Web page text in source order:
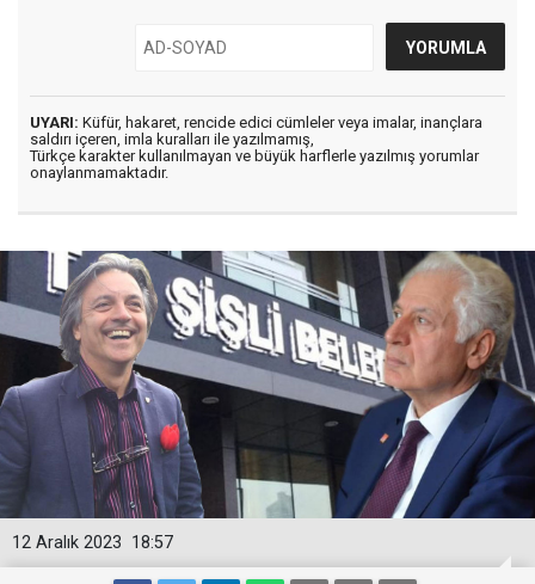
UYARI: Küfür, hakaret, rencide edici cümleler veya imalar, inançlara
saldırı içeren, imla kuralları ile yazılmamış,
Türkçe karakter kullanılmayan ve büyük harflerle yazılmış yorumlar
onaylanmamaktadır.
18:57
12 Aralık 2023